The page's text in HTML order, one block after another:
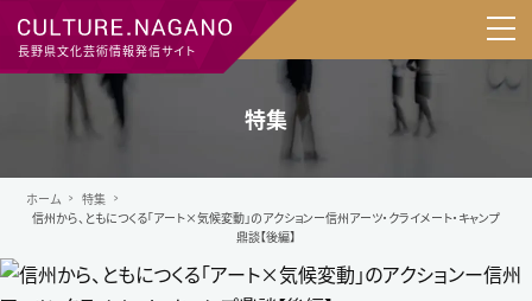
長野県文化芸術情報発信サイト
特集
ホーム
特集
信州から、ともにつくる「アート×気候変動」のアクションー信州アーツ・クライメート・キャンプ
鼎談【後編】